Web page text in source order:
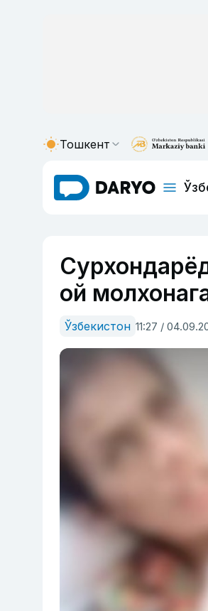
Тошкент
ой
Ўзбекистон 11:27 /